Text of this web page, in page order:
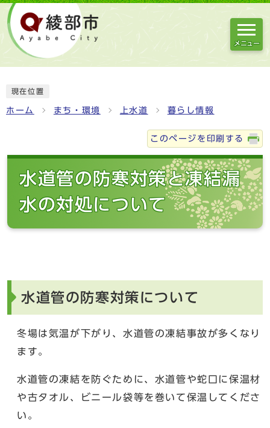
メニュー
現在位置
ホーム まち・環境 上水道 暮らし情報
このページを印刷する
水道管の防寒対策と凍結漏
水の対処について
水道管の防寒対策について
冬場は気温が下がり、水道管の凍結事故が多くなり
ます。
水道管の凍結を防ぐために、水道管や蛇口に保温材
や古タオル、ビニール袋等を巻いて保温してくださ
い。